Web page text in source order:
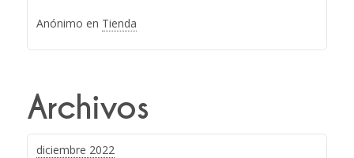
Anónimo en Tienda
Archivos
diciembre 2022